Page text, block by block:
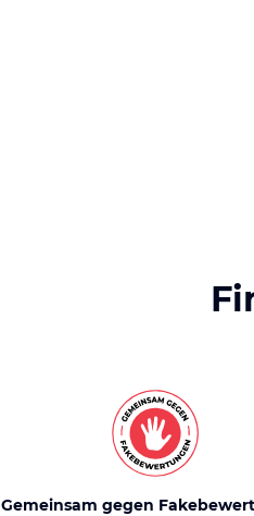
Gemeinsam gegen